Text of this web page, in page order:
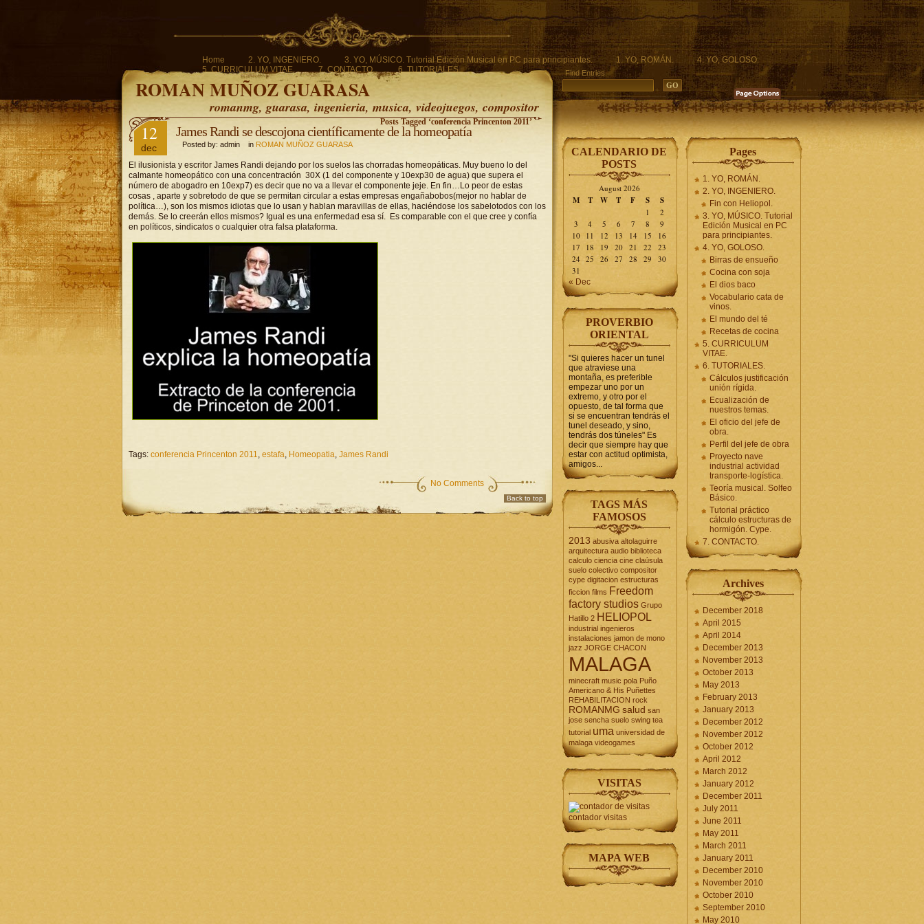
Home 2. YO, INGENIERO. 3. YO, MÚSICO. Tutorial Edición Musical en PC para principiantes. 1. YO, ROMÁN.
4. YO, GOLOSO.
5. CURRICULUM VITAE.
7. CONTACTO. 6. TUTORIALES.
ROMAN MUÑOZ GUARASA
romanmg, guarasa, ingenieria, musica, videojuegos, compositor
Find Entries
Posts Tagged ‘conferencia Princenton 2011’
12
dec
James Randi se descojona científicamente de la homeopatía
Posted by: admin in ROMAN MUÑOZ GUARASA
El ilusionista y escritor James Randi dejando por los suelos las chorradas homeopáticas. Muy bueno lo del
calmante homeopático con una concentración 30X (1 del componente y 10exp30 de agua) que supera el
número de abogadro en 10exp7) es decir que no va a llevar el componente jeje. En fin…Lo peor de estas
cosas , aparte y sobretodo de que se permitan circular a estas empresas engañabobos(mejor no hablar de
política…), son los mismos idiotas que lo usan y hablan maravillas de ellas, haciéndose los sabelotodos con los
demás. Se lo creerán ellos mismos? Igual es una enfermedad esa sí. Es comparable con el que cree y confía
en políticos, sindicatos o cualquier otra falsa plataforma.
Tags: conferencia Princenton 2011, estafa, Homeopatia, James Randi
No Comments
Back to top
CALENDARIO DE
POSTS
August 2026
M T W T F S S
1
2
3
4 5 6 7 8
9
10 11 12 13 14 15
16
17
18 19 20 21 22
23
24 25 26 27 28 29
30
31
« Dec
PROVERBIO
ORIENTAL
"Si quieres hacer un tunel
que atraviese una
montaña, es preferible
empezar uno por un
extremo, y otro por el
opuesto, de tal forma que
si se encuentran tendrás el
tunel deseado, y sino,
tendrás dos túneles" Es
decir que siempre hay que
estar con actitud optimista,
amigos...
TAGS MÁS
FAMOSOS
2013 abusiva altolaguirre
arquitectura audio biblioteca
calculo ciencia cine claúsula
suelo colectivo compositor
cype digitacion estructuras
ficcion films Freedom
factory studios Grupo
Hatillo 2 HELIOPOL
industrial ingenieros
instalaciones jamon de mono
jazz JORGE CHACON
MALAGA
minecraft music pola Puño
Americano & His Puñettes
REHABILITACION rock
ROMANMG salud san
jose sencha suelo swing tea
tutorial uma universidad de
malaga videogames
VISITAS
contador visitas
MAPA WEB
Pages
1. YO, ROMÁN.
2. YO, INGENIERO.
Fin con Heliopol.
3. YO, MÚSICO. Tutorial
Edición Musical en PC
para principiantes.
4. YO, GOLOSO.
Birras de ensueño
Cocina con soja
El dios baco
Vocabulario cata de
vinos.
El mundo del té
Recetas de cocina
5. CURRICULUM
VITAE.
6. TUTORIALES.
Cálculos justificación
unión rígida.
Ecualización de
nuestros temas.
El oficio del jefe de
obra.
Perfil del jefe de obra
Proyecto nave
industrial actividad
transporte-logística.
Teoría musical. Solfeo
Básico.
Tutorial práctico
cálculo estructuras de
hormigón. Cype.
7. CONTACTO.
Archives
December 2018
April 2015
April 2014
December 2013
November 2013
October 2013
May 2013
February 2013
January 2013
December 2012
November 2012
October 2012
April 2012
March 2012
January 2012
December 2011
July 2011
June 2011
May 2011
March 2011
January 2011
December 2010
November 2010
October 2010
September 2010
May 2010